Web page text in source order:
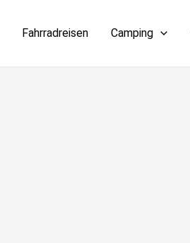
Fahrradreisen Camping